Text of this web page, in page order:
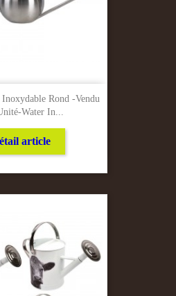
Rond -Vendu
Water In...
article